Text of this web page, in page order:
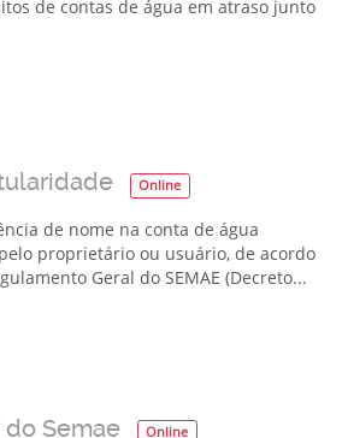
de contas de água em atraso junto
Online
de nome na conta de água
proprietário ou usuário, de acordo
Geral do SEMAE (Decreto...
do Semae Online